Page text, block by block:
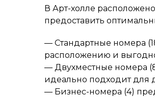
В Арт-холле
предоставить
— Стандартные номера
расположению и
— Двухместные номера
идеально подходит для
— Бизнес-номера (4)